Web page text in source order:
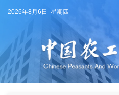
2026年8月6日 星期四